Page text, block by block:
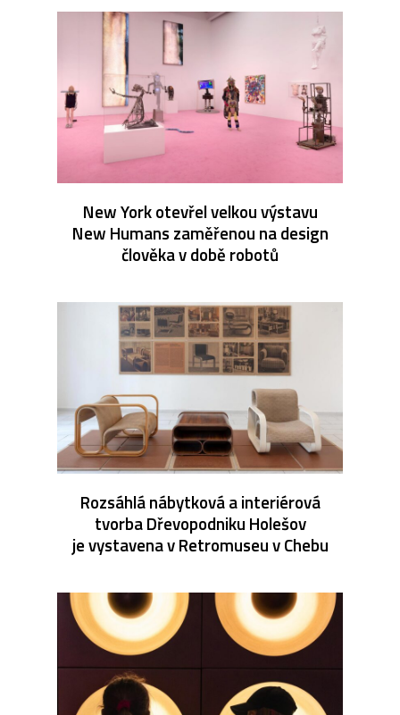
New York otevřel velkou výstavu
New Humans zaměřenou na design
člověka v době robotů
Rozsáhlá nábytková a interiérová
tvorba Dřevopodniku Holešov
je vystavena v Retromuseu v Chebu